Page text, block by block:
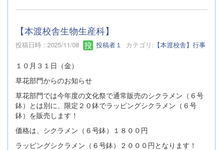
【本渡校舎生物生産科】
投稿日時 : 2025/11/08 投稿者１ カテゴリ: 【本渡校舎】行事
１０月３１日（金）
草花部門からのお知らせ
草花部門では今年度の文化祭で通常販売のシクラメン（６号
鉢）とは別に、限定２０鉢でラッピングシクラメン（６号
鉢）を販売します！
価格は、シクラメン（６号鉢）１８００円
ラッピングシクラメン（６号鉢）２０００円となります！